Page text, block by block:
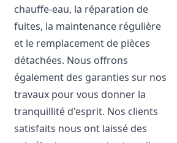
chauffe-eau, la réparation de
fuites, la maintenance régulière
et le remplacement de pièces
détachées. Nous offrons
également des garanties sur nos
travaux pour vous donner la
tranquillité d'esprit. Nos clients
satisfaits nous ont laissé des